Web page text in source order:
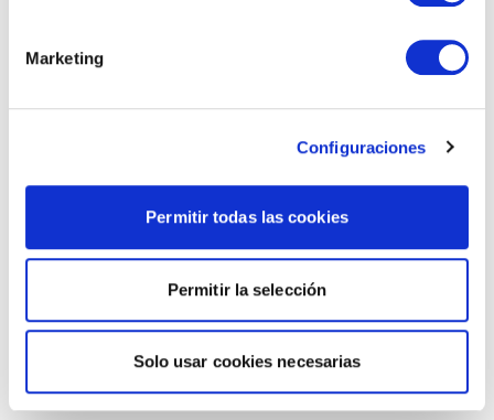
Marketing
Configuraciones
Permitir todas las cookies
Permitir la selección
Solo usar cookies necesarias